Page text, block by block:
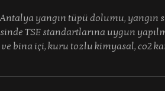
Antalya yangın tüpü dolumu, yangın
TSE standartlarına uygun
ve bina içi, kuru tozlu kimyasal, co2